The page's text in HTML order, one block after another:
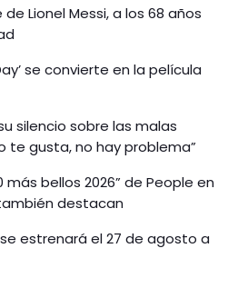
Lionel Messi, a los 68 años
se convierte en la película
silencio sobre las malas
te gusta, no hay problema”
más bellos 2026” de People en
destacan
estrenará el 27 de agosto a